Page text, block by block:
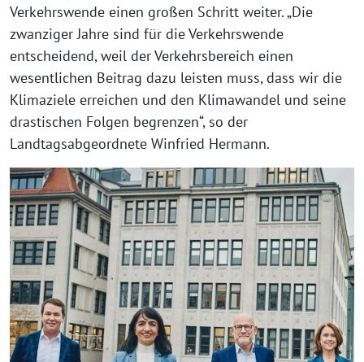
Verkehrswende einen großen Schritt weiter. „Die
zwanziger Jahre sind für die Verkehrswende
entscheidend, weil der Verkehrsbereich einen
wesentlichen Beitrag dazu leisten muss, dass wir die
Klimaziele erreichen und den Klimawandel und seine
drastischen Folgen begrenzen“, so der
Landtagsabgeordnete Winfried Hermann.